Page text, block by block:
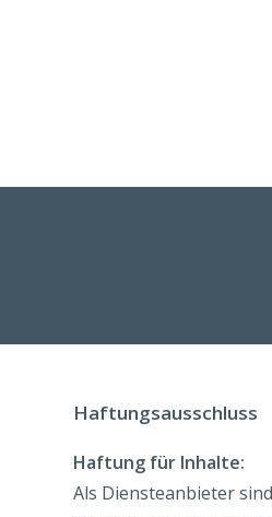
Haftungsausschluss
Haftung für Inhalte:
Als Diensteanbieter